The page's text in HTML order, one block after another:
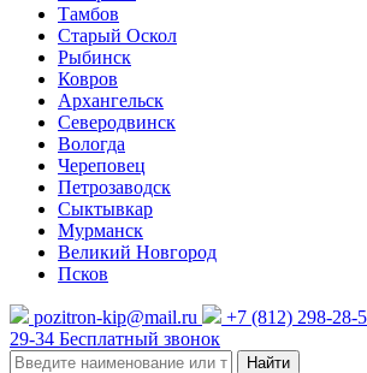
Тамбов
Старый Оскол
Рыбинск
Ковров
Архангельск
Северодвинск
Вологда
Череповец
Петрозаводск
Сыктывкар
Мурманск
Великий Новгород
Псков
pozitron-kip@mail.ru +7 (812) 298-28-
29-34 Бесплатный звонок
Найти